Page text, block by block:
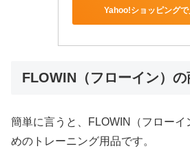
Yahoo!ショッピングで
FLOWIN（フローイン）の
簡単に言うと、FLOWIN（フローイ
めのトレーニング用品です。